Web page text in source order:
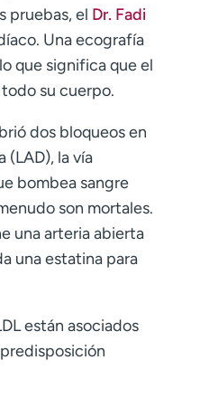
pruebas, el Dr. Fadi
Una ecografía
que significa que el
su cuerpo.
dos bloqueos en
la vía
bombea sangre
son mortales.
una arteria abierta
una estatina para
están asociados